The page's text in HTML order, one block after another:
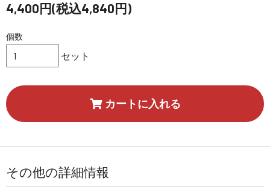
4,400円(税込4,840円)
個数
セット
カートに入れる
その他の詳細情報